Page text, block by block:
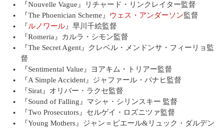
『Nouvelle Vague』リチャード・リンクレイター監督
『The Phoenician Scheme』 ウェス・アンダーソン監督
『ルノワール』早川千絵監督
『Romeria』カルラ・シモン監督
『The Secret Agent』クレベル・メンドンサ・フィーリョ監
督
『Sentimental Value』ヨアキム・トリアー監督
『A Simple Accident』ジャファール・パナヒ監督
『Sirat』オリバー・ラクセ監督
『Sound of Falling』マシャ・シリンスキー 監督
『Two Prosecutors』セルゲイ・ロズニツァ監督
『Young Mothers』ジャン＝ピエール&リュック・ダルデン